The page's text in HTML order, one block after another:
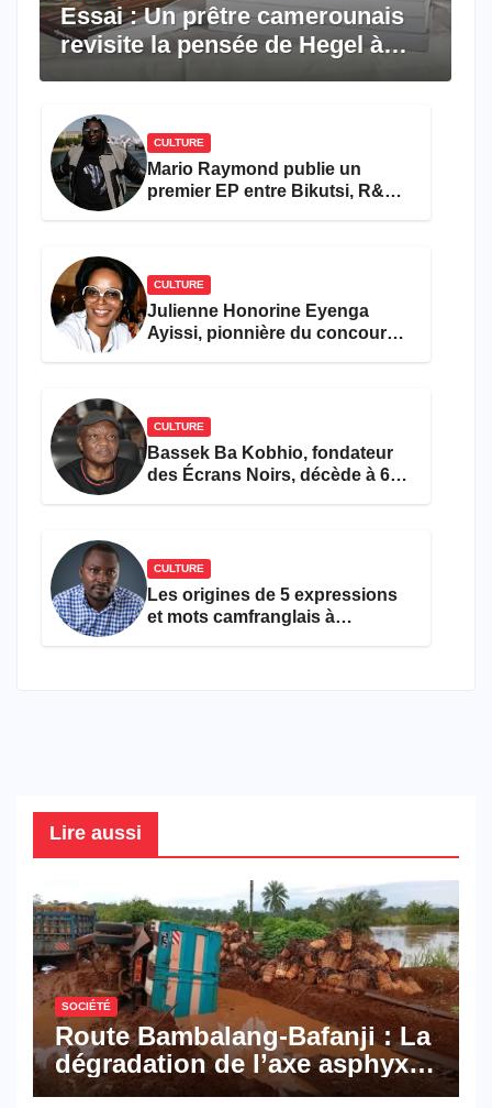
Essai : Un prêtre camerounais
revisite la pensée de Hegel à
CULTURE
Mario Raymond publie un
premier EP entre Bikutsi, R&B
CULTURE
Julienne Honorine Eyenga
Ayissi, pionnière du concours
CULTURE
Bassek Ba Kobhio, fondateur
des Écrans Noirs, décède à 69
CULTURE
Les origines de 5 expressions
et mots camfranglais à
Lire aussi
SOCIÉTÉ
Route Bambalang-Bafanji : La
dégradation de l’axe asphyxie
les activités économiques